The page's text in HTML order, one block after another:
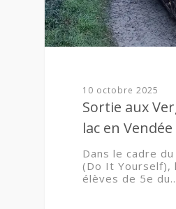
10 octobre 2025
Sortie aux
lac en Vendée
Dans le cadre du
(Do It Yourself),
élèves de 5e